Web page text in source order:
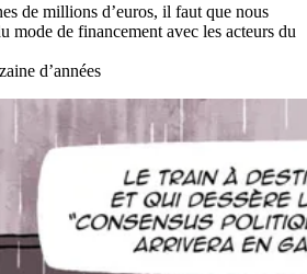
de millions d’euros, il faut que nous
mode de financement avec les acteurs du
d’années